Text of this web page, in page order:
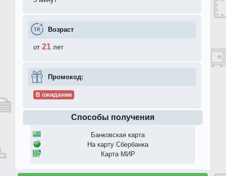
Возраст
от 21 лет
Промокод:
В ожидании
Способы получения
Банковская карта
На карту Сбербанка
Карта МИР